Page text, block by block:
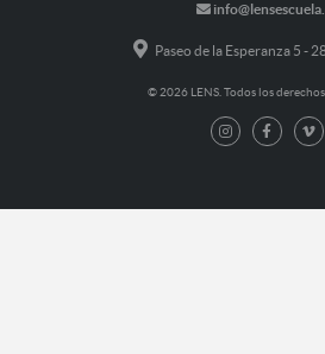
Paseo de la Esperanza 5 -
© 2026 LENS. Todos los